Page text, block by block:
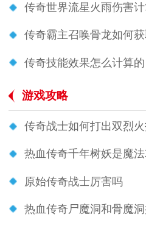
传奇世界流星火雨伤害
传奇霸主召唤骨龙如何获
传奇技能效果怎么计算的
游戏攻略
传奇战士如何打出双烈
热血传奇千年树妖是魔
原始传奇战士厉害吗
热血传奇尸魔洞和骨魔